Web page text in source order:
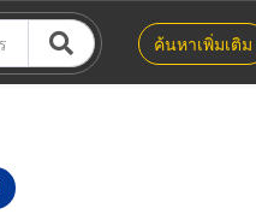
ค้นหาเพิ่มเติม